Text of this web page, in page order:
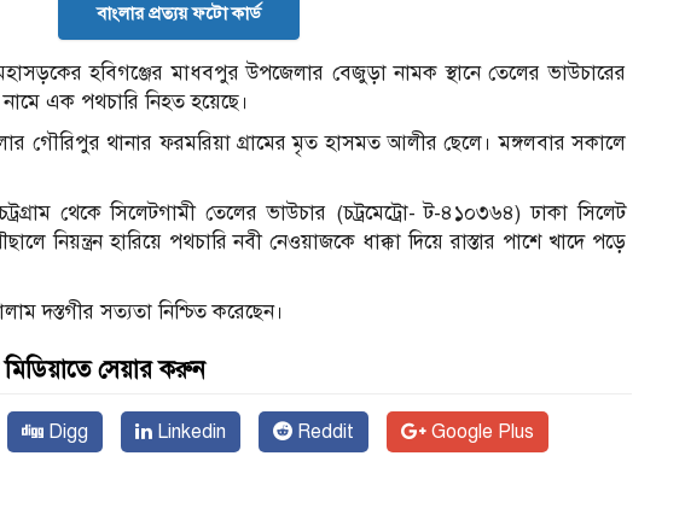
বাংলার প্রত্যয় ফটো কার্ড
হবিগঞ্জের মাধবপুর উপজেলার বেজুড়া নামক স্থানে তেলের ভাউচারের
এক পথচারি নিহত হয়েছে।
গৌরিপুর থানার ফরমরিয়া গ্রামের মৃত হাসমত আলীর ছেলে। মঙ্গলবার সকালে
থেকে সিলেটগামী তেলের ভাউচার (চট্রমেট্রো- ট-৪১০৩৬৪) ঢাকা সিলেট
নিয়ন্ত্রন হারিয়ে পথচারি নবী নেওয়াজকে ধাক্কা দিয়ে রাস্তার পাশে খাদে পড়ে
দস্তগীর সত্যতা নিশ্চিত করেছেন।
সেয়ার করুন
Digg Linkedin Reddit Google Plus